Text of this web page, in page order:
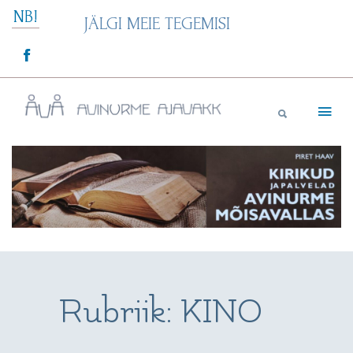
Skip
NB! JÄLGI MEIE TEGEMISI
Avinurme Ajavakk
Rubriik: KINO